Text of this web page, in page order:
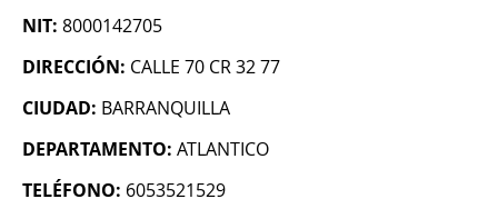
NIT: 8000142705
DIRECCIÓN: CALLE 70 CR 32 77
CIUDAD: BARRANQUILLA
DEPARTAMENTO: ATLANTICO
TELÉFONO: 6053521529